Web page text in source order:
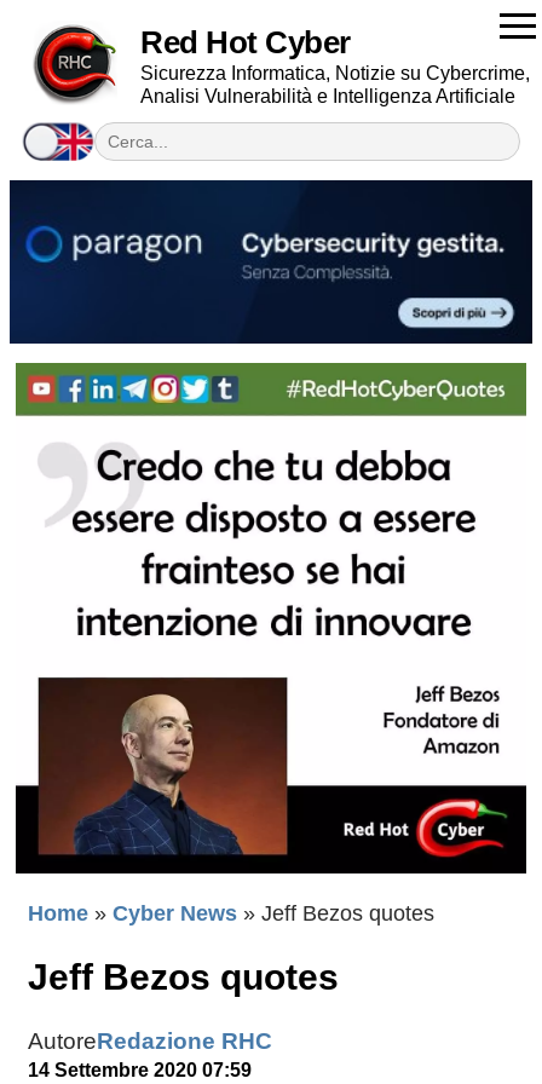
Red Hot Cyber
Sicurezza Informatica, Notizie su Cybercrime,
Analisi Vulnerabilità e Intelligenza Artificiale
Home » Cyber News » Jeff Bezos quotes
Jeff Bezos quotes
AutoreRedazione RHC
14 Settembre 2020 07:59